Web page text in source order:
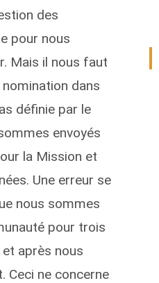
des
pour nous
Mais il nous faut
dans
définie par le
envoyés
la Mission et
Une erreur se
nous sommes
pour trois
après nous
Ceci ne concerne